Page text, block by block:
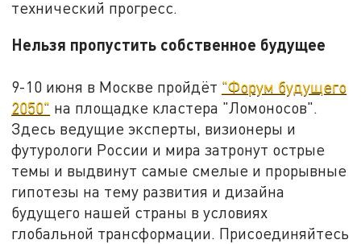
технический прогресс.
Нельзя пропустить собственное будущее
9-10 июня в Москве пройдёт "Форум будущего
2050" на площадке кластера "Ломоносов".
Здесь ведущие эксперты, визионеры и
футурологи России и мира затронут острые
темы и выдвинут самые смелые и прорывные
гипотезы на тему развития и дизайна
будущего нашей страны в условиях
глобальной трансформации. Присоединяйтесь